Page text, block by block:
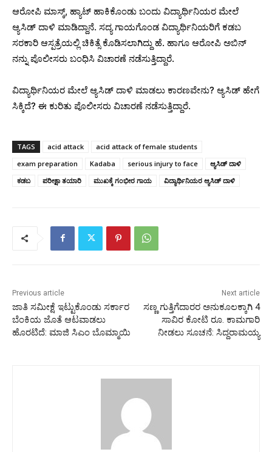
ಆರೋಪಿ ಮಾಸ್ಕ್, ಹ್ಯಾಟ್ ಹಾಕಿಕೊಂಡು ಬಂದು ವಿದ್ಯಾರ್ಥಿನಿಯರ ಮೇಲೆ
ಆ್ಯಸಿಡ್ ದಾಳಿ ಮಾಡಿದ್ದಾನೆ. ಸದ್ಯ ಗಾಯಗೊಂಡ ವಿದ್ಯಾರ್ಥಿನಿಯರಿಗೆ ಕಡಬ
ಸರಕಾರಿ ಆಸ್ಪತ್ರೆಯಲ್ಲಿ ಚಿಕಿತ್ಸೆ ಕೊಡಿಸಲಾಗಿದ್ದು ಹೆ. ಹಾಗೂ ಆರೋಪಿ ಅಬಿನ್​
ನನ್ನು ಪೊಲೀಸರು ಬಂಧಿಸಿ ವಿಚಾರಣೆ ನಡೆಸುತ್ತಿದ್ದಾರೆ.
ವಿದ್ಯಾರ್ಥಿನಿಯರ ಮೇಲೆ ಆ್ಯಸಿಡ್ ದಾಳಿ ಮಾಡಲು ಕಾರಣವೇನು? ಆ್ಯಸಿಡ್ ಹೇಗೆ
ಸಿಕ್ಕಿದೆ? ಈ ಕುರಿತು ಪೊಲೀಸರು ವಿಚಾರಣೆ ನಡೆಸುತ್ತಿದ್ದಾರೆ.
TAGS acid attack
acid attack of female students
exam preparation
Kadaba serious injury to face
ಆ್ಯಸಿಡ್ ದಾಳಿ
ಕಡಬ
ಪರೀಕ್ಷಾ ತಯಾರಿ ಮುಖಕ್ಕೆ ಗಂಭೀರ ಗಾಯ ವಿದ್ಯಾರ್ಥಿನಿಯರ ಆ್ಯಸಿಡ್ ದಾಳಿ
Previous article
ಜಾತಿ ಸಮೀಕ್ಷೆ ಇಟ್ಟುಕೊಂಡು ಸರ್ಕಾರ
ಬೆಂಕಿಯ ಜೊತೆ ಆಟವಾಡಲು
ಹೊರಟಿದೆ: ಮಾಜಿ ಸಿಎಂ ಬೊಮ್ಮಾಯಿ
Next article
ಸಣ್ಣ ಗುತ್ತಿಗೆದಾರರ ಅನುಕೂಲಕ್ಕಾಗಿ 4
ಸಾವಿರ ಕೋಟಿ ರೂ. ಕಾಮಗಾರಿ
ನೀಡಲು ಸೂಚನೆ: ಸಿದ್ದರಾಮಯ್ಯ